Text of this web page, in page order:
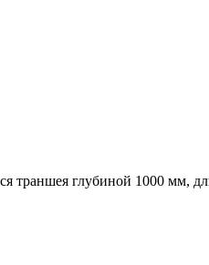
траншея глубиной 1000 мм,